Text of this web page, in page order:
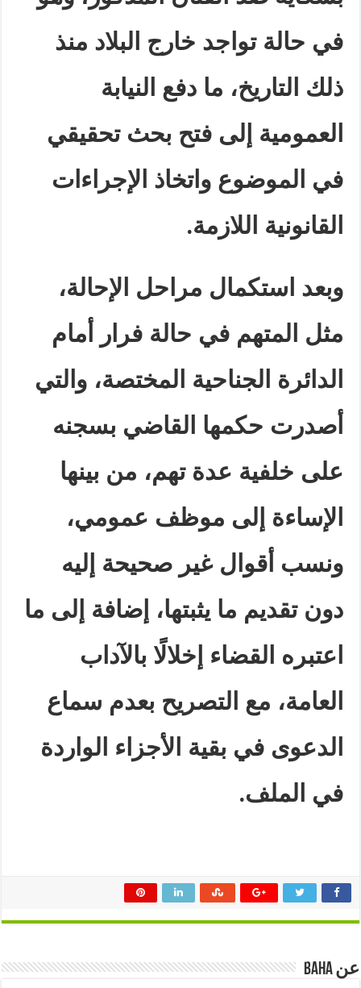
في حالة تواجد خارج البلاد منذ
ذلك التاريخ، ما دفع النيابة
العمومية إلى فتح بحث تحقيقي
في الموضوع واتخاذ الإجراءات
القانونية اللازمة.
وبعد استكمال مراحل الإحالة،
مثل المتهم في حالة فرار أمام
الدائرة الجناحية المختصة، والتي
أصدرت حكمها القاضي بسجنه
على خلفية عدة تهم، من بينها
الإساءة إلى موظف عمومي،
ونسب أقوال غير صحيحة إليه
دون تقديم ما يثبتها، إضافة إلى ما
اعتبره القضاء إخلالًا بالآداب
العامة، مع التصريح بعدم سماع
الدعوى في بقية الأجزاء الواردة
في الملف.
عن Baha